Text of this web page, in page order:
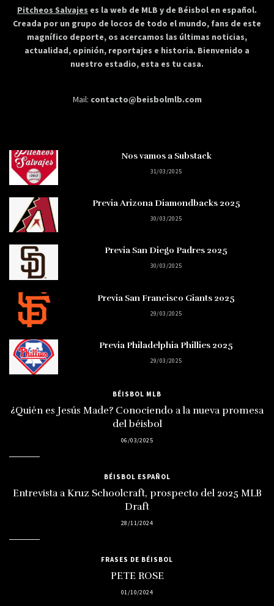
Pitcheos Salvajes es la web de MLB y de Béisbol en español.
Creada por un grupo de locos de todo el mundo, fans de este
magnífico deporte, os acercamos las últimas noticias,
actualidad, opinión, reportajes e historia. Bienvenido a
nuestro estadio, esta es tu casa.
Mail: contacto@beisbolmlb.com
Nos vamos a Substack
31/03/2025
Previa Arizona Diamondbacks 2025
30/03/2025
Previa San Diego Padres 2025
30/03/2025
Previa San Francisco Giants 2025
29/03/2025
Previa Philadelphia Phillies 2025
29/03/2025
BÉISBOL MLB
¿Quién es Jesús Made? Conociendo a la nueva promesa
del béisbol
06/03/2025
BÉISBOL ESPAÑOL
Entrevista a Kruz Schoolcraft, prospecto del 2025 MLB
Draft
28/11/2024
FRASES DE BÉISBOL
PETE ROSE
01/10/2024